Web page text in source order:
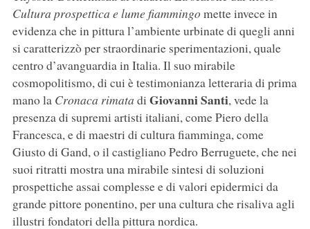
Cultura prospettica e lume fiammingomette invece in
evidenza che in pittura l’ambiente urbinate di quegli anni
si caratterizzò per straordinarie sperimentazioni, quale
centro d’avanguardia in Italia. Il suo mirabile
cosmopolitismo, di cui è testimonianza letteraria di prima
mano la Cronaca rimata di Giovanni Santi, vede la
presenza di supremi artisti italiani, come Piero della
Francesca, e di maestri di cultura fiamminga, come
Giusto di Gand, o il castigliano Pedro Berruguete, che nei
suoi ritratti mostra una mirabile sintesi di soluzioni
prospettiche assai complesse e di valori epidermici da
grande pittore ponentino, per una cultura che risaliva agli
illustri fondatori della pittura nordica.